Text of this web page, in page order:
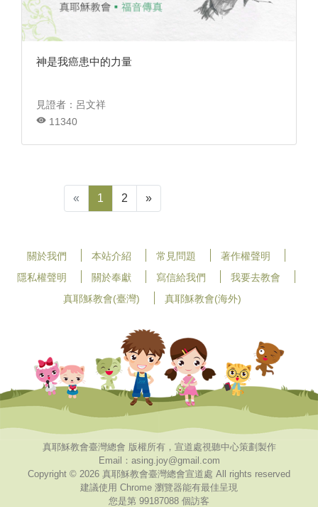
神是我癌患中的力量
見證者：呂文祥
11340
« 1 2 »
關於我們 本站介紹 常見問題
著作權聲明
隱私權聲明
關於奉獻 寫信給我們
我要去教會
真耶穌教會(臺灣)
真耶穌教會(海外)
真耶穌教會臺灣總會 版權所有，宣道處視聽中心策劃製作
Email：asing.joy@gmail.com
Copyright © 2026 真耶穌教會臺灣總會宣道處 All rights reserved
建議使用 Chrome 瀏覽器能有最佳呈現
您是第 99187088 個訪客